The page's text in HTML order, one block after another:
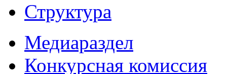
Структура
Медиараздел
Конкурсная комиссия